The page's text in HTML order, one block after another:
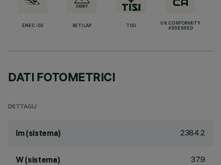
ENEC-03 RETILAP TISI
UK CONFORMITY
ASSESSED
DATI FOTOMETRICI
DETTAGLI
lm (sistema) 2384.2
W (sistema) 37.9